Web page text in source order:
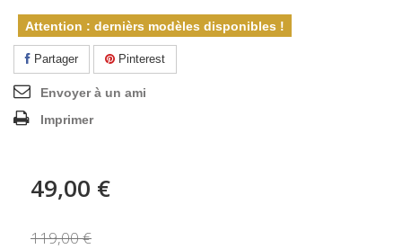
Attention : dernièrs modèles disponibles !
Partager Pinterest
Envoyer à un ami
Imprimer
49,00 €
119,00 €